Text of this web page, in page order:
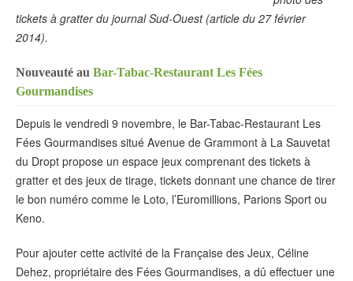
tickets à gratter du journal Sud-Ouest (article du 27 février
2014).
Nouveauté au Bar-Tabac-Restaurant Les Fées
Gourmandises
Depuis le vendredi 9 novembre, le Bar-Tabac-Restaurant Les
Fées Gourmandises situé Avenue de Grammont à La Sauvetat
du Dropt propose un espace jeux comprenant des tickets à
gratter et des jeux de tirage, tickets donnant une chance de tirer
le bon numéro comme le Loto, l’Euromillions, Parions Sport ou
Keno.
Pour ajouter cette activité de la Française des Jeux, Céline
Dehez, propriétaire des Fées Gourmandises, a dû effectuer une